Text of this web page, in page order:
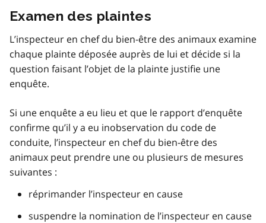
Examen des plaintes
L’inspecteur en chef du bien-être des animaux examine
chaque plainte déposée auprès de lui et décide si la
question faisant l’objet de la plainte justifie une
enquête.
Si une enquête a eu lieu et que le rapport d’enquête
confirme qu’il y a eu inobservation du code de
conduite, l’inspecteur en chef du bien-être des
animaux peut prendre une ou plusieurs de mesures
suivantes :
réprimander l’inspecteur en cause
suspendre la nomination de l’inspecteur en cause